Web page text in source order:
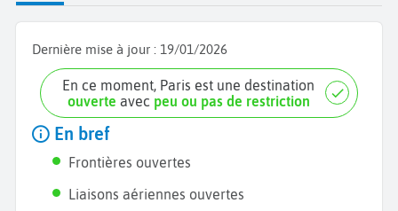
Dernière mise à jour : 19/01/2026
En ce moment, Paris est une destination
ouverte avec peu ou pas de restriction
En bref
Frontières ouvertes
Liaisons aériennes ouvertes